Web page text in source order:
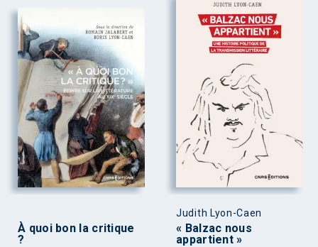
À quoi bon la critique
?
Judith Lyon-Caen
« Balzac nous
appartient »